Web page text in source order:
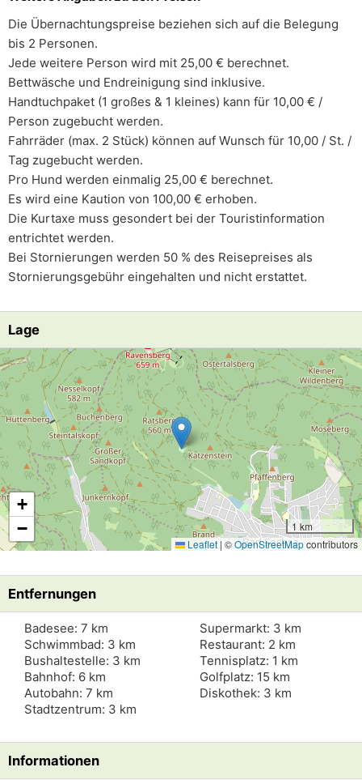
Die Übernachtungspreise beziehen sich auf die Belegung
bis 2 Personen.
Jede weitere Person wird mit 25,00 € berechnet.
Bettwäsche und Endreinigung sind inklusive.
Handtuchpaket (1 großes & 1 kleines) kann für 10,00 € /
Person zugebucht werden.
Fahrräder (max. 2 Stück) können auf Wunsch für 10,00 / St. /
Tag zugebucht werden.
Pro Hund werden einmalig 25,00 € berechnet.
Es wird eine Kaution von 100,00 € erhoben.
Die Kurtaxe muss gesondert bei der Touristinformation
entrichtet werden.
Bei Stornierungen werden 50 % des Reisepreises als
Stornierungsgebühr eingehalten und nicht erstattet.
Lage
Lade Lageplan
+
−
1 km
Leaflet | ©OpenStreetMapcontributors
Entfernungen
Badesee: 7 km
Schwimmbad: 3 km
Bushaltestelle: 3 km
Bahnhof: 6 km
Autobahn: 7 km
Stadtzentrum: 3 km
Supermarkt: 3 km
Restaurant: 2 km
Tennisplatz: 1 km
Golfplatz: 15 km
Diskothek: 3 km
Informationen